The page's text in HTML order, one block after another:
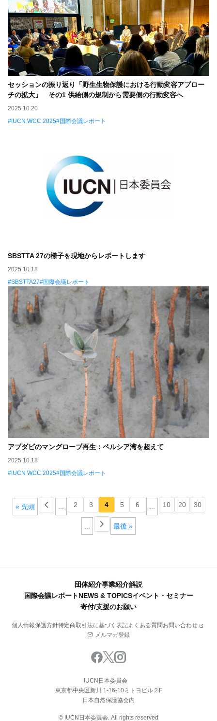
セッションの振り返り「野生生物保護における行動変容アプロー
チの拡大」 その1 供給側の規制から需要側の行動変容へ
2025.10.20
IUCN WCC 2025 国際会議レポート
SBSTTA 27の様子を現地からレポートします
2025.10.18
SBSTTA27
国際会議レポート
アブダビのマングローブ再生：ペルシア湾を超えて
2025.10.18
IUCN WCC 2025 国際会議レポート
« 先頭 2 3 4 5 6 10 20 30
最後 »
団体紹介事業紹介解説
国際会議レポートNEWS & TOPICSイベント・セミナー
寄付/支援のお願い
個人情報保護方針特定商取引法に基づく表記よくある質問お問い合わせ
メルマガ登録
IUCN日本委員会
東京都中央区新川 1-16-10ミトヨビル２F
日本自然保護協会内
© IUCN日本委員会. All rights reserved